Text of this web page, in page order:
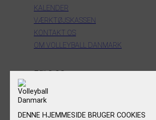
KALENDER
VÆRKTØJSKASSEN
KONTAKT OS
OM VOLLEYBALL DANMARK
FØLG OS
Instagramhttps://www.facebook.com/danishbeachvolleytour
DENNE HJEMMESIDE BRUGER COOKIES